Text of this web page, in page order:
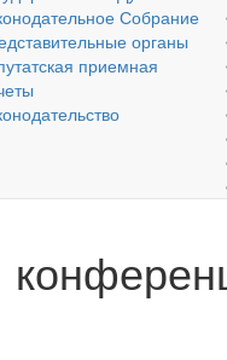
Собрание
органы
приемная